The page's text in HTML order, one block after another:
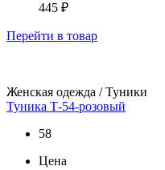
445 ₽
Перейти в товар
Женская одежда / Туники
Туника Т-54-розовый
58
Цена